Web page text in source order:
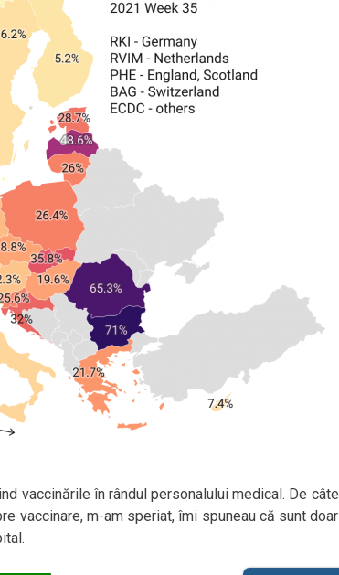
vaccinările în rândul personalului medical. De câte
vaccinare, m-am speriat, îmi spuneau că sunt doar